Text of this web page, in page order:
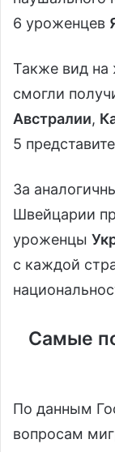
6 уроженцев
Также вид на
смогли
Австралии,
5
За
Швейцарии
уроженцы
с каждой
Самые
По данным
вопросам